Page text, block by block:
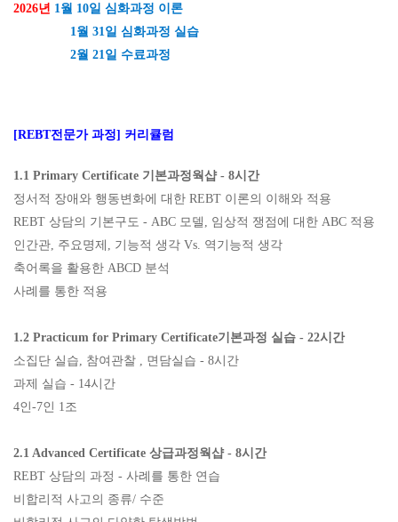
2026년 1 월 10일 심화과정 이론
1 월 31 일 심화과정 실습
2월 21 일 수료과정
[REBT전문가 과정] 커리큘럼
1.1 Primary Certificate 기본과정웍샵 - 8시간
정서적 장애와 행동변화에 대한 REBT 이론의 이해와 적용
REBT 상담의 기본구도 - ABC 모델 임상적 쟁점에 대한 ABC 적용
인간관 주요명제 기능적 생각 Vs. 역기능적 생각
축어록을 활용한 ABCD 분석
사례를 통한 적용
1.2 Practicum for Primary Certificate기본과정 실습 - 22시간
소집단 실습
참여관찰 면담실습 - 8시간
과제 실습 - 14시간
4인 -7인 1 조
2.1 Advanced Certificate 상급과정웍샵 - 8시간
REBT 상담의 과정 - 사례를 통한 연습
비합리적 사고의 종류/ 수준